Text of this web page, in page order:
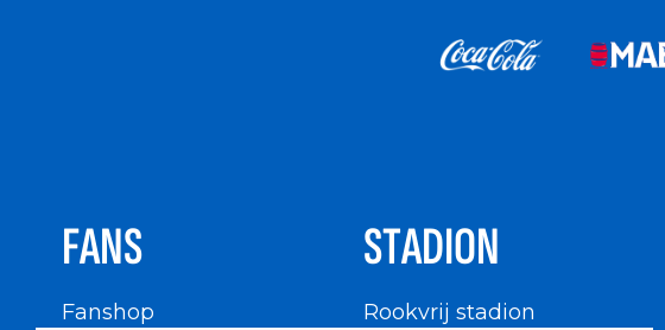
FANS
Fanshop
STADION
Rookvrij stadion